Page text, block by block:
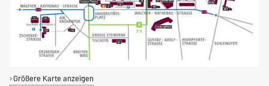
Größere Karte anzeigen